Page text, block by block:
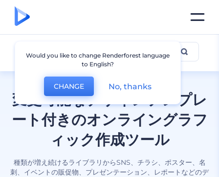
変更可能なデザインテンプレ
ート付きのオンライングラフ
ィック作成ツール
種類が増え続けるライブラリからSNS、チラシ、ポスター、名
刺、イベントの販促物、プレゼンテーション、レポートなどのデ
全てのデザイン
Would you like to change Renderforest language
to English?
CHANGE No, thanks